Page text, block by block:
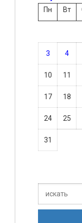
Пн
Вт
3 4
10 11
17 18
24 25
31